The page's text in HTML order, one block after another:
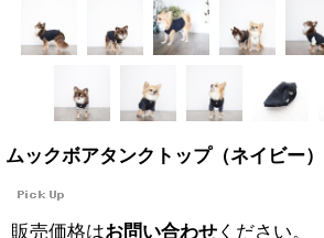
ムックボアタンクトップ（ネイビー）
販売価格はお問い合わせください。